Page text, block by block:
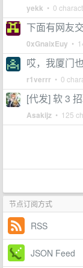
yekk • 0
下面有网友
0xGnaixEuy •
哎，我厦门
r1verrr • 0
[代发] 软 3
Asakijz • 125
节点订阅方式
RSS
JSON Feed